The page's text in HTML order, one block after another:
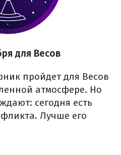
для Весов
пройдет для Весов
атмосфере. Но
сегодня есть
Лучше его